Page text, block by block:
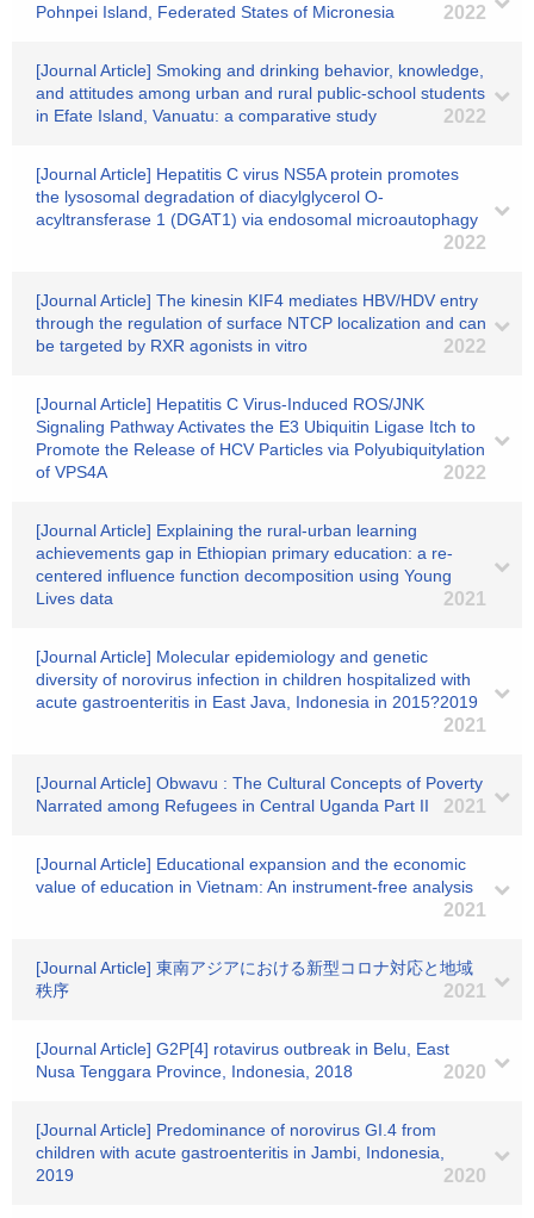
Pohnpei Island, Federated States of Micronesia
2022
[Journal Article] Smoking and drinking behavior, knowledge,
and attitudes among urban and rural public-school students
in Efate Island, Vanuatu: a comparative study
2022
[Journal Article] Hepatitis C virus NS5A protein promotes
the lysosomal degradation of diacylglycerol O-
acyltransferase 1 (DGAT1) via endosomal microautophagy
2022
[Journal Article] The kinesin KIF4 mediates HBV/HDV entry
through the regulation of surface NTCP localization and can
be targeted by RXR agonists in vitro
2022
[Journal Article] Hepatitis C Virus-Induced ROS/JNK
Signaling Pathway Activates the E3 Ubiquitin Ligase Itch to
Promote the Release of HCV Particles via Polyubiquitylation
of VPS4A
2022
[Journal Article] Explaining the rural-urban learning
achievements gap in Ethiopian primary education: a re-
centered influence function decomposition using Young
Lives data
2021
[Journal Article] Molecular epidemiology and genetic
diversity of norovirus infection in children hospitalized with
acute gastroenteritis in East Java, Indonesia in 2015?2019
2021
[Journal Article] Obwavu : The Cultural Concepts of Poverty
Narrated among Refugees in Central Uganda Part II
2021
[Journal Article] Educational expansion and the economic
value of education in Vietnam: An instrument-free analysis
2021
[Journal Article] 東南アジアにおける新型コロナ対応と地域
秩序
2021
[Journal Article] G2P[4] rotavirus outbreak in Belu, East
Nusa Tenggara Province, Indonesia, 2018
2020
[Journal Article] Predominance of norovirus GI.4 from
children with acute gastroenteritis in Jambi, Indonesia,
2019
2020